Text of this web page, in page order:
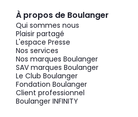
À propos de Boulanger
Qui sommes nous
Plaisir partagé
L'espace Presse
Nos services
Nos marques Boulanger
SAV marques Boulanger
Le Club Boulanger
Fondation Boulanger
Client professionnel
Boulanger INFINITY